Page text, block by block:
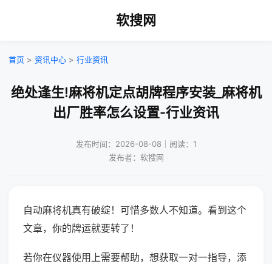
软搜网
首页 > 资讯中心 > 行业资讯
绝处逢生!麻将机定点胡牌程序安装_麻将机
出厂胜率怎么设置-行业资讯
发布时间：2026-08-08｜阅读：1
发布者：软搜网
自动麻将机真有破绽！可惜多数人不知道。看到这个
文章，你的牌运就要转了！
若你在仪器使用上需要帮助，想获取一对一指导，添